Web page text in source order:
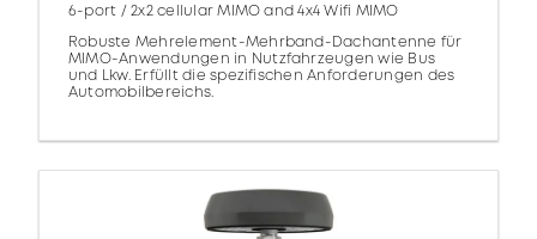
6-port / 2x2 cellular MIMO and 4x4 Wifi MIMO
Robuste Mehrelement-Mehrband-Dachantenne für
MIMO-Anwendungen in Nutzfahrzeugen wie Bus
und Lkw. Erfüllt die spezifischen Anforderungen des
Automobilbereichs.